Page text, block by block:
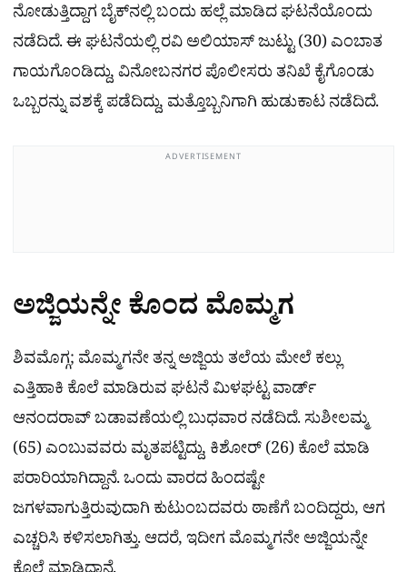
ನೋಡುತ್ತಿದ್ದಾಗ ಬೈಕ್‌ನಲ್ಲಿ ಬಂದು ಹಲ್ಲೆ ಮಾಡಿದ ಘಟನೆಯೊಂದು
ನಡೆದಿದೆ. ಈ ಘಟನೆಯಲ್ಲಿ ರವಿ ಅಲಿಯಾಸ್ ಜುಟ್ಟು (30) ಎಂಬಾತ
ಗಾಯಗೊಂಡಿದ್ದು, ವಿನೋಬನಗರ ಪೊಲೀಸರು ತನಿಖೆ ಕೈಗೊಂಡು
ಒಬ್ಬರನ್ನು ವಶಕ್ಕೆ ಪಡೆದಿದ್ದು, ಮತ್ತೊಬ್ಬನಿಗಾಗಿ ಹುಡುಕಾಟ ನಡೆದಿದೆ.
ADVERTISEMENT
ಅಜ್ಜಿಯನ್ನೇ ಕೊಂದ ಮೊಮ್ಮಗ
ಶಿವಮೊಗ್ಗ; ಮೊಮ್ಮಗನೇ ತನ್ನ ಅಜ್ಜಿಯ ತಲೆಯ ಮೇಲೆ ಕಲ್ಲು
ಎತ್ತಿಹಾಕಿ ಕೊಲೆ ಮಾಡಿರುವ ಘಟನೆ ಮಿಳಘಟ್ಟ ವಾರ್ಡ್‌
ಆನಂದರಾವ್ ಬಡಾವಣೆಯಲ್ಲಿ ಬುಧವಾರ ನಡೆದಿದೆ. ಸುಶೀಲಮ್ಮ
(65) ಎಂಬುವವರು ಮೃತಪಟ್ಟಿದ್ದು, ಕಿಶೋರ್ (26) ಕೊಲೆ ಮಾಡಿ
ಪರಾರಿಯಾಗಿದ್ದಾನೆ. ಒಂದು ವಾರದ ಹಿಂದಷ್ಟೇ
ಜಗಳವಾಗುತ್ತಿರುವುದಾಗಿ ಕುಟುಂಬದವರು ಠಾಣೆಗೆ ಬಂದಿದ್ದರು, ಆಗ
ಎಚ್ಚರಿಸಿ ಕಳಿಸಲಾಗಿತ್ತು. ಆದರೆ, ಇದೀಗ ಮೊಮ್ಮಗನೇ ಅಜ್ಜಿಯನ್ನೇ